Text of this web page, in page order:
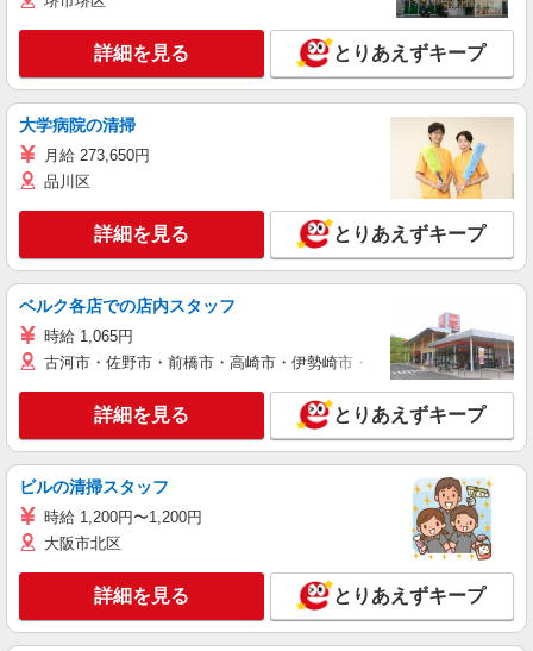
詳細を見る とりあえずキープ
大学病院の清掃
月給 273,650円
品川区
詳細を見る とりあえずキープ
ベルク各店での店内スタッフ
時給 1,065円
古河市・佐野市・前橋市・高崎市・伊勢崎市・太田市・館林市・藤
詳細を見る とりあえずキープ
ビルの清掃スタッフ
時給 1,200円〜1,200円
大阪市北区
詳細を見る とりあえずキープ